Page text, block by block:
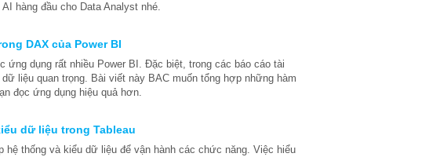
hàng đầu cho Data Analyst nhé.
DAX của Power BI
ứng dụng rất nhiều Power BI. Đặc biệt, trong các báo cáo tài
liệu quan trọng. Bài viết này BAC muốn tổng hợp những hàm
đọc ứng dụng hiệu quả hơn.
dữ liệu trong Tableau
hệ thống và kiểu dữ liệu để vận hành các chức năng. Việc hiểu